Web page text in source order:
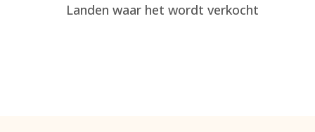
Landen waar het wordt verkocht